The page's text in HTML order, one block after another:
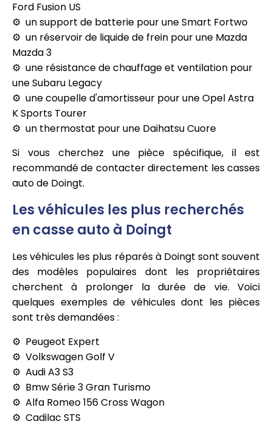
Ford Fusion US
un support de batterie pour une Smart Fortwo
un réservoir de liquide de frein pour une Mazda
Mazda 3
une résistance de chauffage et ventilation pour
une Subaru Legacy
une coupelle d'amortisseur pour une Opel Astra
K Sports Tourer
un thermostat pour une Daihatsu Cuore
Si vous cherchez une pièce spécifique, il est
recommandé de contacter directement les casses
auto de Doingt.
Les véhicules les plus recherchés
en casse auto à Doingt
Les véhicules les plus réparés à Doingt sont souvent
des modèles populaires dont les propriétaires
cherchent à prolonger la durée de vie. Voici
quelques exemples de véhicules dont les pièces
sont très demandées :
Peugeot Expert
Volkswagen Golf V
Audi A3 S3
Bmw Série 3 Gran Turismo
Alfa Romeo 156 Cross Wagon
Cadilac STS